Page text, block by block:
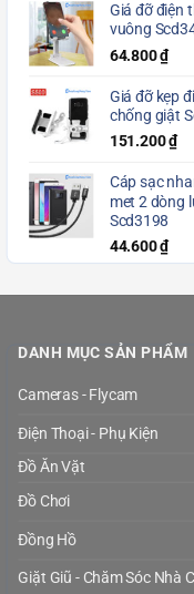
Giá đỡ điện
vuông
64.800₫
Giá đỡ kẹp
chống giật
151.200₫
Cáp sạc
met 2 dòng
Scd3198
44.600₫
DANH MỤC SẢN PHẨM
Cameras - Flycam
Điện Thoại - Phụ Kiện
Đồ Ăn Vặt
Đồ Chơi
Đồng Hồ
Giặt Giũ - Chăm Sóc Nhà